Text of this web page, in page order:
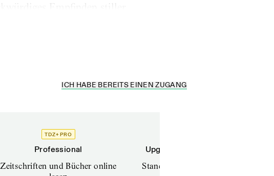
ICH HABE BEREITS EINEN ZUGANG
TDZ+ PRO
Professional
Zeitschriften und Bücher online
Upgrade für Printabonnenten
Standard (TdZ+) – Zeitschriften